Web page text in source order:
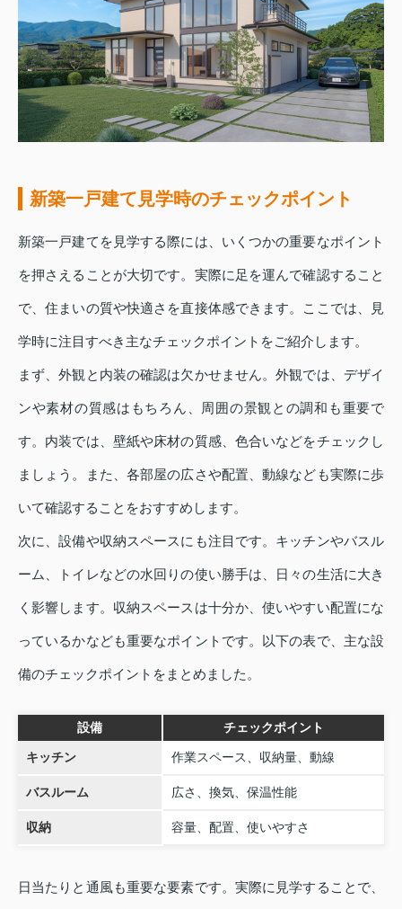
新築一戸建て見学時のチェックポイント
新築一戸建てを見学する際には、いくつかの重要なポイント
を押さえることが大切です。実際に足を運んで確認すること
で、住まいの質や快適さを直接体感できます。ここでは、見
学時に注目すべき主なチェックポイントをご紹介します。
まず、外観と内装の確認は欠かせません。外観では、デザイ
ンや素材の質感はもちろん、周囲の景観との調和も重要で
す。内装では、壁紙や床材の質感、色合いなどをチェックし
ましょう。また、各部屋の広さや配置、動線なども実際に歩
いて確認することをおすすめします。
次に、設備や収納スペースにも注目です。キッチンやバスル
ーム、トイレなどの水回りの使い勝手は、日々の生活に大き
く影響します。収納スペースは十分か、使いやすい配置にな
っているかなども重要なポイントです。以下の表で、主な設
備のチェックポイントをまとめました。
設備 チェックポイント
キッチン 作業スペース、収納量、動線
バスルーム 広さ、換気、保温性能
収納 容量、配置、使いやすさ
日当たりと通風も重要な要素です。実際に見学することで、